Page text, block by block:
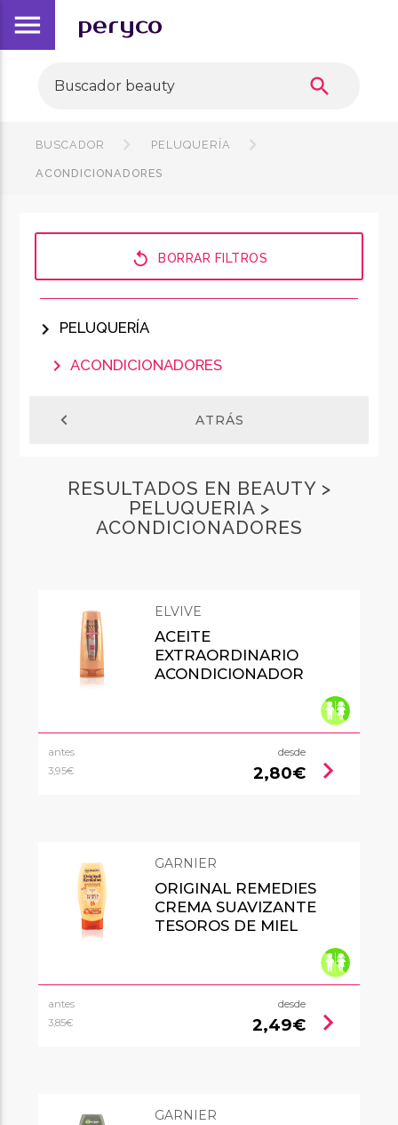
menu peryco
search
BUSCADOR PELUQUERÍA
ACONDICIONADORES
replay BORRAR FILTROS
chevron_right PELUQUERÍA
chevron_right ACONDICIONADORES
chevron_left ATRÁS
RESULTADOS EN BEAUTY >
PELUQUERIA >
ACONDICIONADORES
ELVIVE
ACEITE
EXTRAORDINARIO
ACONDICIONADOR
antes
3,95€
desde
2,80€ chevron_right
GARNIER
ORIGINAL REMEDIES
CREMA SUAVIZANTE
TESOROS DE MIEL
antes
3,85€
desde
2,49€ chevron_right
GARNIER